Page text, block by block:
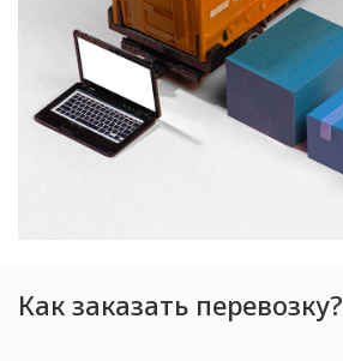
Как заказать перевозку?